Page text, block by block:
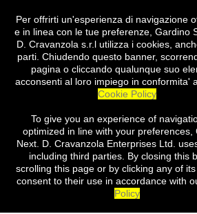
Per offrirti un'esperienza di navigazione
e in linea con le tue preferenze, Gardino
D. Cravanzola s.r.l utilizza i cookies,
parti. Chiudendo questo banner,
pagina o cliccando qualunque suo
acconsenti al loro impiego in conformita'
Cookie Policy
To give you an experience of
optimized in line with your preferences
Next. D. Cravanzola Enterprises Ltd.
including third parties. By closing this
scrolling this page or by clicking any of
consent to their use in accordance with
Policy